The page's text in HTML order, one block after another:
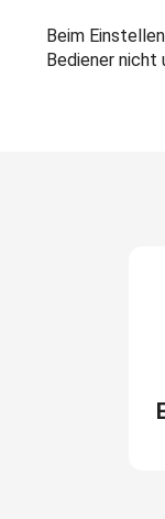
Beim
Bediener nicht